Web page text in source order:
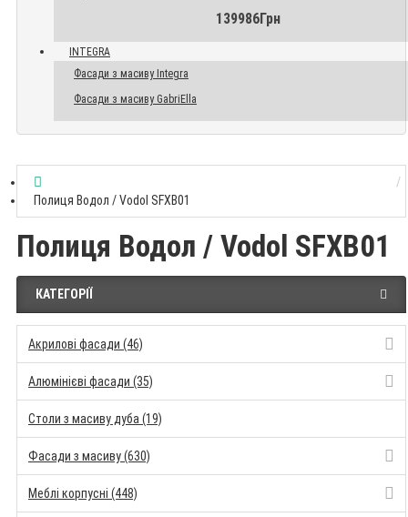
139986Грн
INTEGRA
Фасади з масиву Integra
Фасади з масиву GabriElla
Полиця Водол / Vodol SFXB01
Полиця Водол / Vodol SFXB01
КАТЕГОРІЇ
Акрилові фасади (46)
Алюмінієві фасади (35)
Столи з масиву дуба (19)
Фасади з масиву (630)
Меблі корпусні (448)